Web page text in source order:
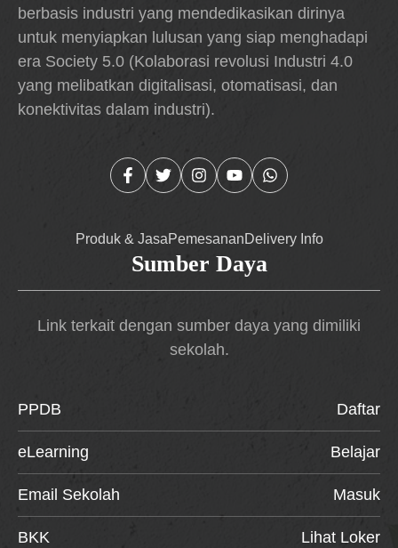
berbasis industri yang mendedikasikan dirinya
untuk menyiapkan lulusan yang siap menghadapi
era Society 5.0 (Kolaborasi revolusi Industri 4.0
yang melibatkan digitalisasi, otomatisasi, dan
konektivitas dalam industri).
Produk & JasaPemesananDelivery Info
Sumber Daya
Link terkait dengan sumber daya yang dimiliki
sekolah.
PPDB Daftar
eLearning Belajar
Email Sekolah Masuk
BKK Lihat Loker